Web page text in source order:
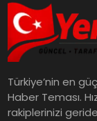
Türkiye’nin en
Haber Teması.
rakiplerinizi